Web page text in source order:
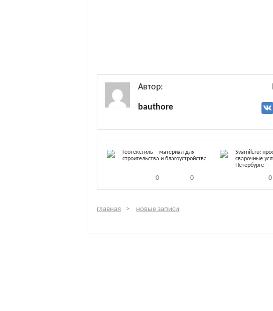
Автор:
bauthore
Геотекстиль – материал для
строительства и благоустройства
0 0
Svarnik.ru:
сварочные
Петербурге
0
главная новые записи